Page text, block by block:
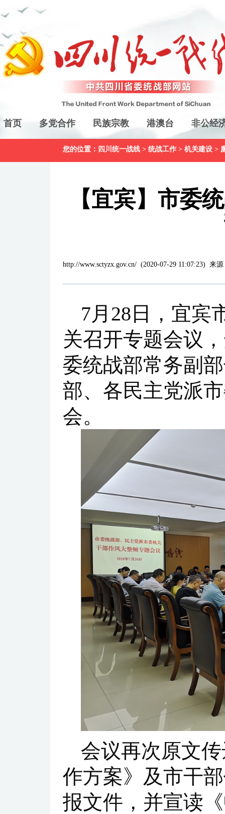
首页 多党合作 民族宗教 港澳台 非公经
您的位置： 四川统一战线 > 统战工作 > 机关建设 >
【宜宾】市委
http://www.sctyzx.gov.cn/ (2020-07-29 11:07:23) 来源
7月28日，宜宾
关召开专题会议
委统战部常务副
部、各民主党派
会。
会议再次原文
作方案》及市干
报文件，并宣读